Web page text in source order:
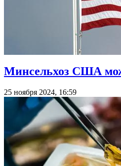
Минсельхоз США
25 ноября 2024, 16:59